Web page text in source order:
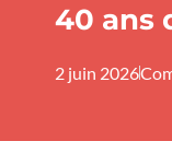
40 ans
2 juin 2026